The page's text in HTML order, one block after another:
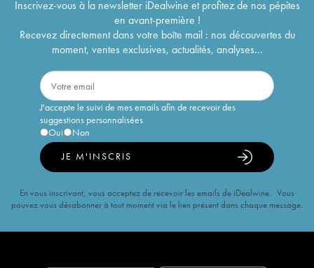
Inscrivez-vous à la newsletter iDealwine et profitez de nos pépites
en avant-première !
Recevez directement dans votre boîte mail : nos découvertes du
moment, ventes exclusives, actualités, analyses...
J'accepte le suivi de mes emails afin de recevoir des
suggestions personnalisées
Oui
Non
JE M'INSCRIS
En vous inscrivant, vous acceptez de recevoir les emails de iDealwine. Vous
pouvez vous désabonner à tout moment via le lien présent dans chaque message.